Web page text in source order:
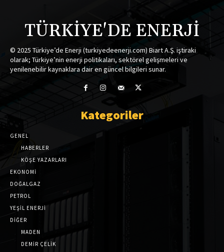
TÜRKİYE'DE ENERJİ
© 2025 Türkiye’de Enerji (turkiyedeenerji.com) Biart A.Ş. iştiraki
olarak; Türkiye’nin enerji politikaları, sektörel gelişmeleri ve
yenilenebilir kaynaklara dair en güncel bilgileri sunar.
Kategoriler
GENEL
HABERLER
KÖŞE YAZARLARI
EKONOMİ
DOĞALGAZ
PETROL
YEŞİL ENERJİ
DİĞER
MADEN
DEMİR ÇELİK